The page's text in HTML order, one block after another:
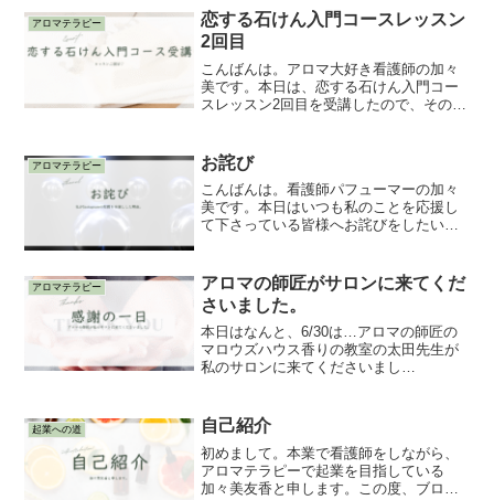
ベント出店ができたのは奇跡と偶然が重
なったからです。ど...
アロマテラピー
恋する石けん入門コースレッスン
2回目
こんばんは。アロマ大好き看護師の加々
美です。本日は、恋する石けん入門コー
スレッスン2回目を受講したので、そのお
がなければ作られない。昔ながらの植物
油にアルカリ剤を混ぜてか...
アロマテラピー お詫び
こんばんは。看護師パフューマーの加々
美です。本日はいつも私のことを応援し
て下さっている皆様へお詫びをしたいこ
生からご連絡がありました。それは無水
エタノールについてのご連...
アロマテラピー
アロマの師匠がサロンに来てくだ
さいました。
本日はなんと、6/30は…アロマの師匠の
マロウズハウス香りの教室の太田先生が
私のサロンに来てくださいまし
お人柄や優しさが染みわたって、感謝と
嬉しさしかない一日。太田先生...
起業への道 自己紹介
初めまして。本業で看護師をしながら、
アロマテラピーで起業を目指している
加々美友香と申します。この度、ブログ